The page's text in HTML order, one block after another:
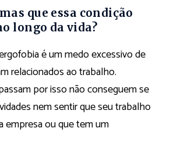
que essa condição
longo da vida?
é um medo excessivo de
relacionados ao trabalho.
por isso não conseguem se
nem sentir que seu trabalho
empresa ou que tem um